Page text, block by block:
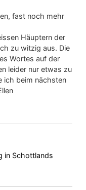
fast noch mehr
Häuptern der
zu witzig aus. Die
Wortes auf der
leider nur etwas zu
ich beim nächsten
in Schottlands